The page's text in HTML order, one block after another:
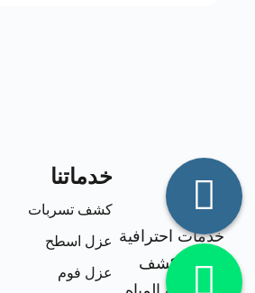
خدمات احترافية
في كشف
خدماتنا
كشف تسربات
عزل اسطح
عزل فوم